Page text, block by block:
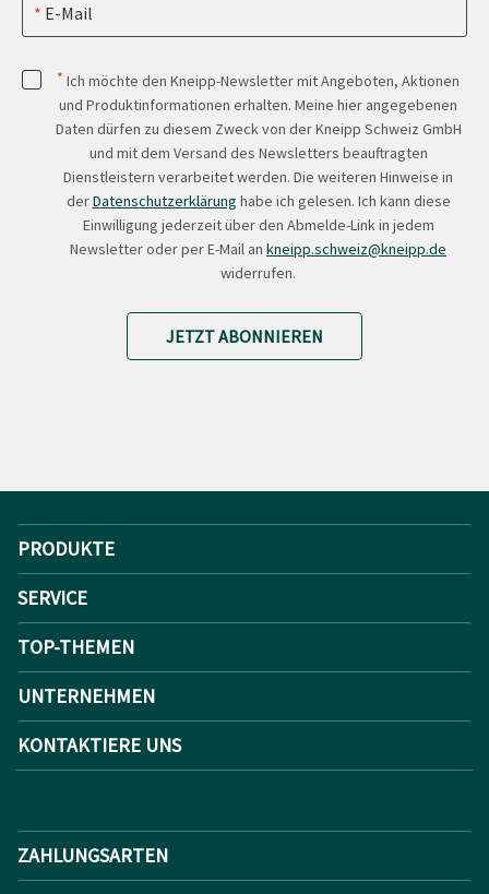
E-Mail
* Ich möchte den Kneipp-Newsletter mit Angeboten, Aktionen
und Produktinformationen erhalten. Meine hier angegebenen
Daten dürfen zu diesem Zweck von der Kneipp Schweiz GmbH
und mit dem Versand des Newsletters beauftragten
Dienstleistern verarbeitet werden. Die weiteren Hinweise in
derDatenschutzerklärung habe ich gelesen. Ich kann diese
Einwilligung jederzeit über den Abmelde-Link in jedem
Newsletter oder per E-Mail an kneipp.schweiz@kneipp.de
widerrufen.
JETZT ABONNIEREN
PRODUKTE
SERVICE
TOP-THEMEN
UNTERNEHMEN
KONTAKTIERE UNS
ZAHLUNGSARTEN